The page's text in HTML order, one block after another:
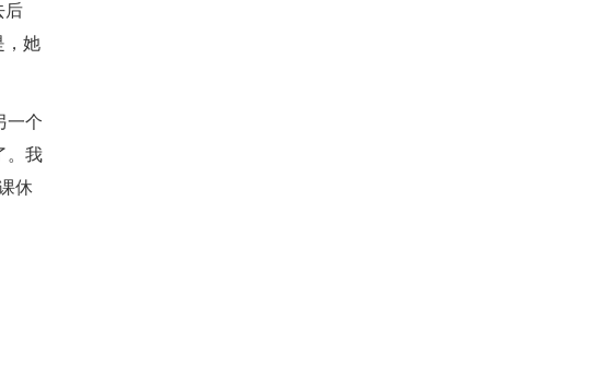
后
，她
一个
。我
休